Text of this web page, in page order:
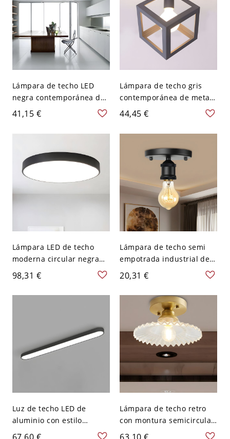
Lámpara de techo LED
negra contemporánea de
aluminio para cocina,
23.5" de ancho
41,15 €
Lámpara de techo gris
contemporánea de metal
con 1 bombilla para
dormitorio cuadrado semi
empotrada
44,45 €
Lámpara LED de techo
moderna circular negra
con montaje empotrado y
pantalla acrílica en luz
blanca, 9" de ancho y 2"
98,31 €
Lámpara de techo semi
empotrada industrial de
metal negro con 1 cabeza
para pasillo con bombilla
al descubierto
20,31 €
Luz de techo LED de
aluminio con estilo
moderno para oficina -
67,60 €
Lámpara de techo retro
con montura semicircular
para 1 bombilla y cristal
63,10 €